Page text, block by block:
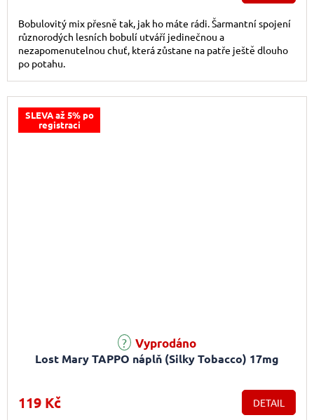
Bobulovitý mix přesně tak, jak ho máte rádi. Šarmantní spojení
různorodých lesních bobulí utváří jedinečnou a
nezapomenutelnou chuť, která zůstane na patře ještě dlouho
po potahu.
SLEVA až 5% po
registraci
Lost Mary TAPPO náplň (Silky Tobacco) 17mg
Vyprodáno
119 Kč DETAIL